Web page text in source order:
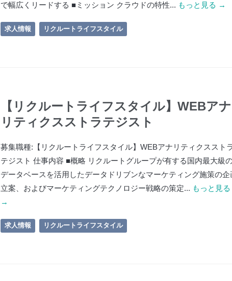
で幅広くリードする ■ミッション クラウドの特性... もっと見る →
求人情報 リクルートライフスタイル
【リクルートライフスタイル】WEBアナ
リティクスストラテジスト
募集職種:【リクルートライフスタイル】WEBアナリティクススト
テジスト 仕事内容 ■概略 リクルートグループが有する国内最大級
データベースを活用したデータドリブンなマーケティング施策の企
立案、およびマーケティングテクノロジー戦略の策定... もっと見る
→
求人情報 リクルートライフスタイル